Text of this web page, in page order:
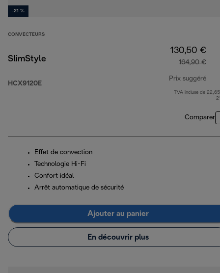
-21 %
CONVECTEURS
SlimStyle
HCX9120E
130,50 €
164,90 €
Prix suggéré
TVA incluse de
Comparer
Effet de convection
Technologie Hi-Fi
Confort idéal
Arrêt automatique de sécurité
Ajouter au panier
En découvrir plus